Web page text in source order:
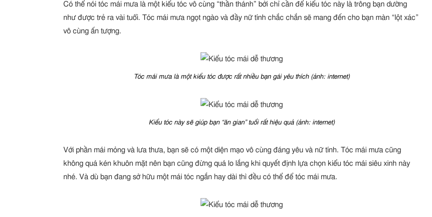
Có thể nói tóc mái mưa là một kiểu tóc vô cùng “thần thánh” bởi chỉ cần để kiểu tóc này là trông bạn dường
như được trẻ ra vài tuổi. Tóc mái mưa ngọt ngào và đầy nữ tính chắc chắn sẽ mang đến cho bạn màn “lột xác”
vô cùng ấn tượng.
Tóc mái mưa là một kiểu tóc được rất nhiều bạn gái yêu thích (ảnh: internet)
Kiểu tóc này sẽ giúp bạn “ăn gian” tuổi rất hiệu quả (ảnh: internet)
Với phần mái mỏng và lưa thưa, bạn sẽ có một diện mạo vô cùng đáng yêu và nữ tính. Tóc mái mưa cũng
không quá kén khuôn mặt nên bạn cũng đừng quá lo lắng khi quyết định lựa chọn kiểu tóc mái siêu xinh này
nhé. Và dù bạn đang sở hữu một mái tóc ngắn hay dài thì đều có thể để tóc mái mưa.